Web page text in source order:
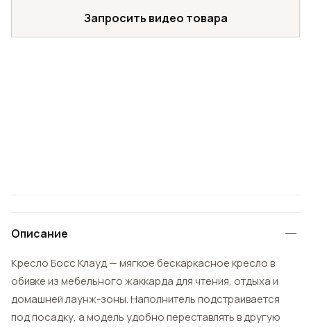
Запросить видео товара
Описание
Кресло Босс Клауд — мягкое бескаркасное кресло в
обивке из мебельного жаккарда для чтения, отдыха и
домашней лаунж-зоны. Наполнитель подстраивается
под посадку, а модель удобно переставлять в другую